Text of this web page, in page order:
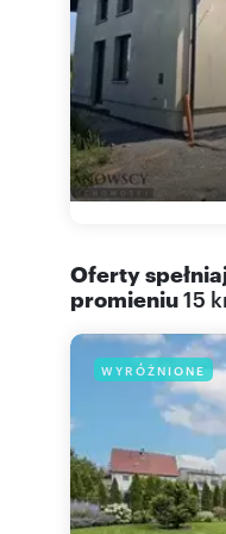
Oferty
promieniu15
WYRÓŻNIONE